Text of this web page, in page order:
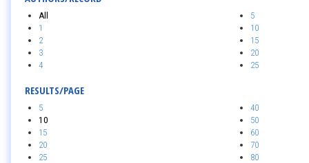
All
1
2
3
4
5
10
15
20
25
RESULTS/PAGE
5
10
15
20
25
40
50
60
70
80